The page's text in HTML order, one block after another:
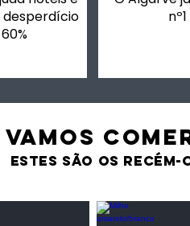
desperdício
VAMOS
estes são os recém-
Milho